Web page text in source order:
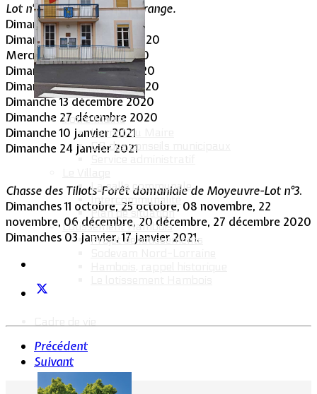
Votre Mairie
Le mot du Maire
CR des conseils municipaux
La salle communale
Intercommunalité
Plan de situation
Lotissement Hambois
Projet de lotissements
Lot n° 2 – Forêt de Lommerange.
Dimanche 18 octobre 2020
Dimanche 1er novembre 2020
Mercredi 11 novembre 2020
Dimanche 15 novembre 2020
Dimanche 29 novembre 2020
Dimanche 13 décembre 2020
Dimanche 27 décembre 2020
Dimanche 10 janvier 2021
Dimanche 24 janvier 2021
Chasse des Tillots-Forêt domaniale de Moyeuvre-Lot n°3.
Dimanches 11 octobre, 25 octobre, 08 novembre, 22
novembre, 06 décembre, 20 décembre, 27 décembre 2020
Dimanches 03 janvier, 17 janvier 2021.
Précédent
Suivant